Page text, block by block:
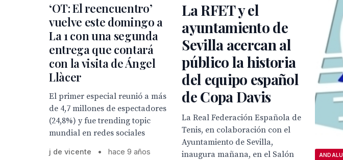
‘OT: El reencuentro’
vuelve este domingo a
La 1 con una segunda
entrega que contará
con la visita de Ángel
Llàcer
El primer especial reunió a más
de 4,7 millones de espectadores
(24,8%) y fue trending topic
mundial en redes sociales
j de vicente • hace 9 años
La RFET y el
ayuntamiento de
Sevilla acercan al
público la historia
del equipo español
de Copa Davis
La Real Federación Española de
Tenis, en colaboración con el
Ayuntamiento de Sevilla,
inaugura mañana, en el Salón